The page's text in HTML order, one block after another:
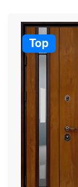
Top